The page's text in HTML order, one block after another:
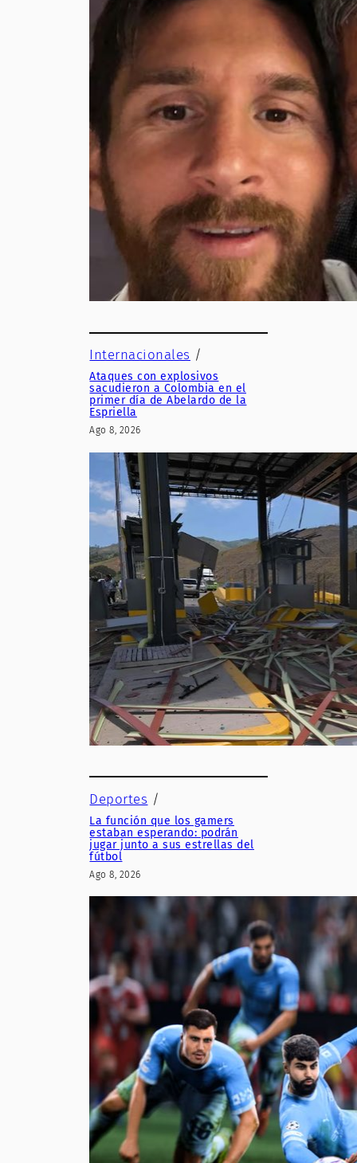
Internacionales /
Ataques con explosivos
sacudieron a Colombia en el
primer día de Abelardo de la
Espriella
Ago 8, 2026
Deportes /
La función que los gamers
estaban esperando: podrán
jugar junto a sus estrellas del
fútbol
Ago 8, 2026